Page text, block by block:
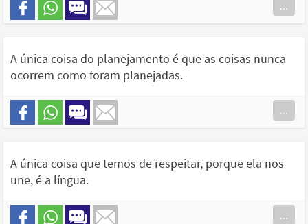
...
A única coisa do planejamento é que as coisas nunca
ocorrem como foram planejadas.
...
A única coisa que temos de respeitar, porque ela nos
une, é a língua.
...